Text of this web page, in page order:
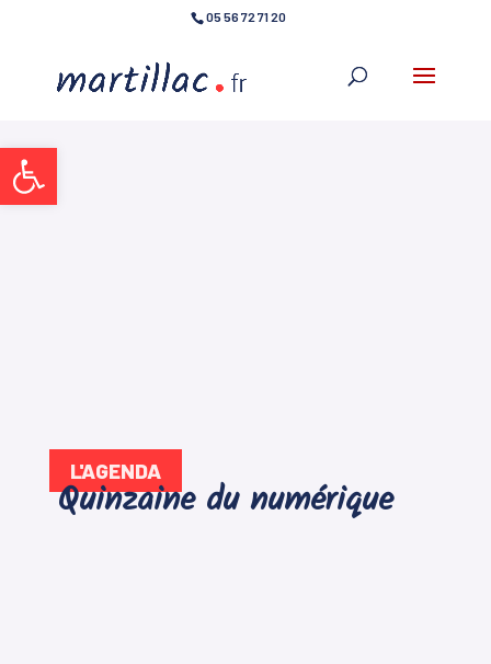
Ouvrir la barre d’outils
05 56 72 71 20
L'AGENDA
Quinzaine du numérique